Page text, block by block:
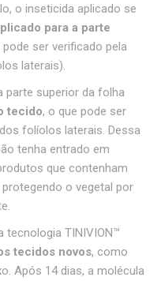
o inseticida aplicado se
para a parte
ser verificado pela
laterais).
parte superior da folha
tecido, o que pode ser
folíolos laterais. Dessa
tenha entrado em
que contenham
o vegetal por
TINIVION™
tecidos novos, como
Após 14 dias, a molécula